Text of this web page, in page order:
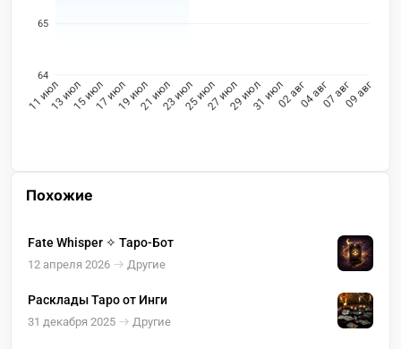
65
64
11 июл13 июл15 июл17 июл19 июл21 июл23 июл25 июл27 июл29 июл31 июл02 авг04 авг07 авг09 авг
Похожие
Fate Whisper ✧ Таро-Бот
12 апреля 2026 Другие
Расклады Таро от Инги
31 декабря 2025 Другие